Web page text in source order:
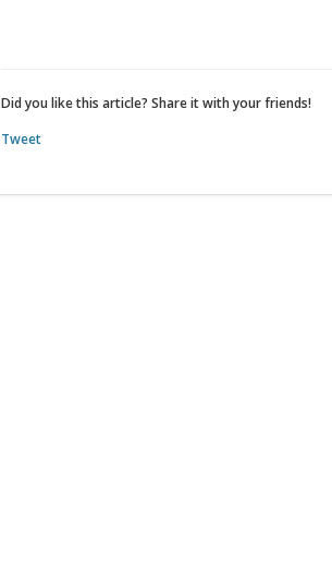
Did you like this article? Share it with your friends!
Tweet